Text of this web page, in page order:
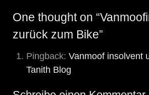
One thought on
zurück zum Bike”
Pingback: Vanmoof insolvent
Tanith Blog